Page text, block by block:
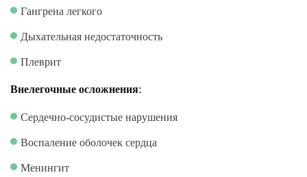
Гангрена легкого
Дыхательная недостаточность
Плеврит
Внелегочные осложнения:
Сердечно-сосудистые нарушения
Воспаление оболочек сердца
Менингит